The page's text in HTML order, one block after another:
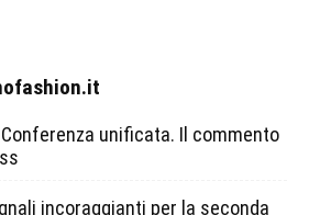
unificata. Il commento
incoraggianti per la seconda